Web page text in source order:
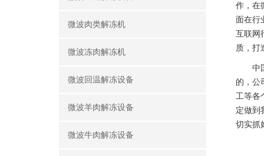
微波肉类解冻机
微波冻肉解冻机
微波回温解冻设备
微波羊肉解冻设备
微波牛肉解冻设备
作，在
面在行
互联网
质，打
中
的，公
工等各
定做到
切实抓